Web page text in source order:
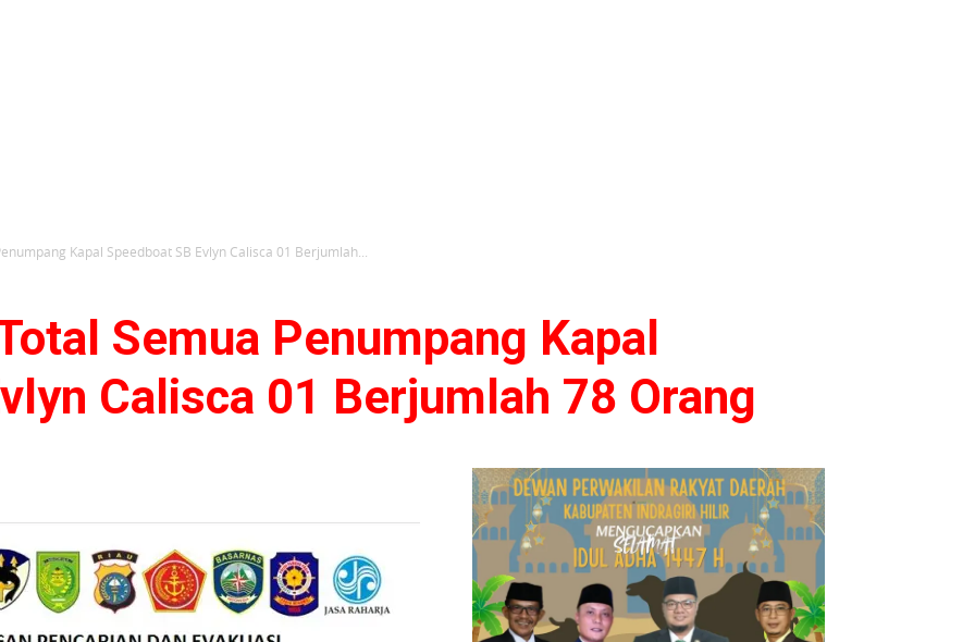
Kapal Speedboat SB Evlyn Calisca 01 Berjumlah...
Semua Penumpang Kapal
Calisca 01 Berjumlah 78 Orang